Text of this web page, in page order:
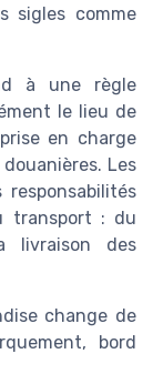
sigles comme
à une règle
le lieu de
en charge
Les
transport : du
livraison des
change de
bord